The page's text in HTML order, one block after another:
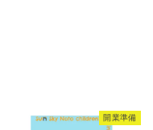
開業準備